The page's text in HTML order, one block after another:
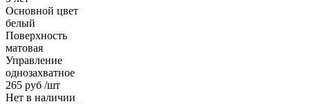
Основной цвет
белый
Поверхность
матовая
Управление
однозахватное
265 руб /шт
Нет в наличии